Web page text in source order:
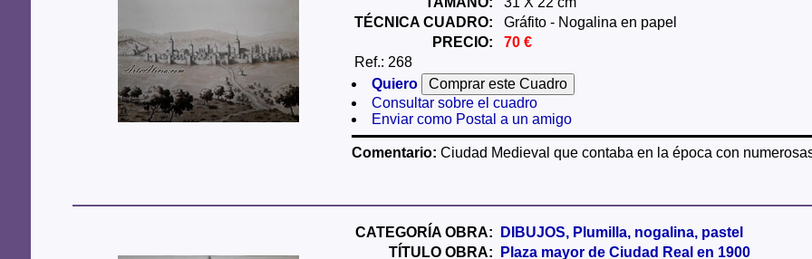
TÉCNICA CUADRO:
Gráfito - Nogalina en papel
PRECIO:
70 €
Ref.: 268
Quiero
Consultar sobre el cuadro
Enviar como Postal a un amigo
Comentario: Ciudad Medieval que contaba en la época con
CATEGORÍA OBRA:
DIBUJOS, Plumilla, nogalina, pastel
TÍTULO OBRA:
Plaza mayor de Ciudad Real en 1900